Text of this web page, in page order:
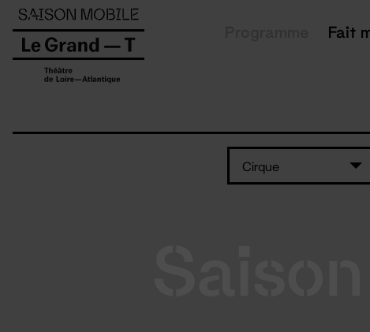
Fait
Cirque
Panneau de gestion des cookies